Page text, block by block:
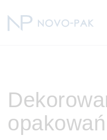
opakowań